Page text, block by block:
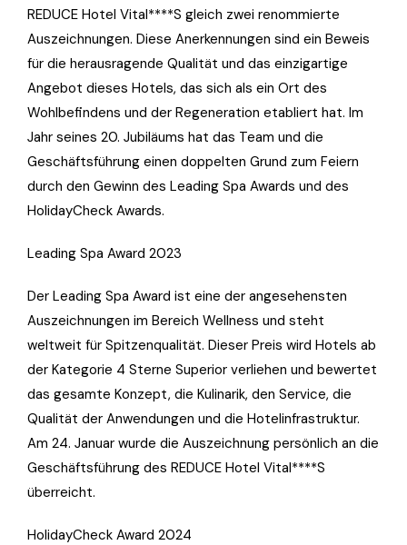
REDUCE Hotel Vital****S gleich zwei renommierte
Auszeichnungen. Diese Anerkennungen sind ein Beweis
für die herausragende Qualität und das einzigartige
Angebot dieses Hotels, das sich als ein Ort des
Wohlbefindens und der Regeneration etabliert hat. Im
Jahr seines 20. Jubiläums hat das Team und die
Geschäftsführung einen doppelten Grund zum Feiern
durch den Gewinn des Leading Spa Awards und des
HolidayCheck Awards.
Leading Spa Award 2023
Der Leading Spa Award ist eine der angesehensten
Auszeichnungen im Bereich Wellness und steht
weltweit für Spitzenqualität. Dieser Preis wird Hotels ab
der Kategorie 4 Sterne Superior verliehen und bewertet
das gesamte Konzept, die Kulinarik, den Service, die
Qualität der Anwendungen und die Hotelinfrastruktur.
Am 24. Januar wurde die Auszeichnung persönlich an die
Geschäftsführung des REDUCE Hotel Vital****S
überreicht.
HolidayCheck Award 2024